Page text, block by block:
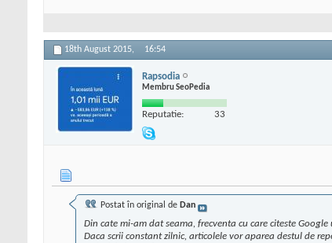
18th August 2015, 16:54
Rapsodia
Membru SeoPedia
Reputatie: 33
Postat în original de Dan
Din cate mi-am dat seama, frecventa cu care citeste
Daca scrii constant zilnic, articolele vor aparea destul de